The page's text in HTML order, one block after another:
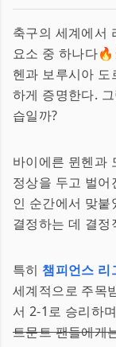
축구의 세계에서
요소 중 하나다
헨과 보루시아 도
하게 증명한다.
습일까?
바이에른 뮌헨과
정상을 두고 벌
인 순간에서 맞
결정하는 데 결
특히챔피언스 리
세계적으로 주목
서 2-1로 승리하
트문트 팬들에게